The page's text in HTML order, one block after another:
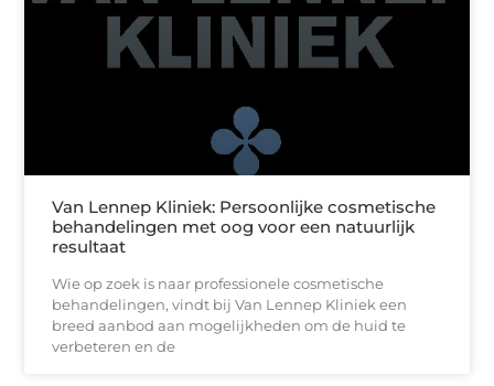
Van Lennep Kliniek: Persoonlijke cosmetische
behandelingen met oog voor een natuurlijk
resultaat
Wie op zoek is naar professionele cosmetische
behandelingen, vindt bij Van Lennep Kliniek een
breed aanbod aan mogelijkheden om de huid te
verbeteren en de